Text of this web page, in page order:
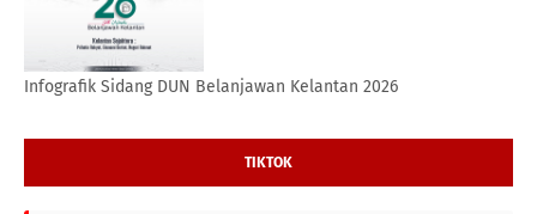
Infografik Sidang DUN Belanjawan Kelantan 2026
TIKTOK